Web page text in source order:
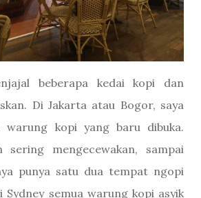
beberapa kedai kopi dan
Di Jakarta atau Bogor, saya
warung kopi yang baru dibuka.
sering mengecewakan, sampai
punya satu dua tempat ngopi
Sydney semua warung kopi asyik